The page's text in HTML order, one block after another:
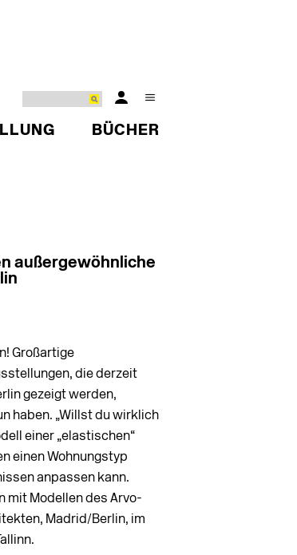
BÜCHER
außergewöhnliche
Großartige
die derzeit
gezeigt werden,
haben. „Willst du wirklich
einer „elastischen“
einen Wohnungstyp
anpassen kann.
mit Modellen des Arvo-
Madrid/Berlin, im